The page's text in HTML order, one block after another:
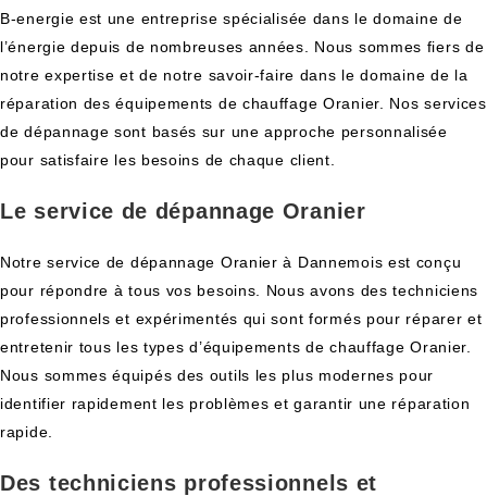
B-energie est une entreprise spécialisée dans le domaine de
l’énergie depuis de nombreuses années. Nous sommes fiers de
notre expertise et de notre savoir-faire dans le domaine de la
réparation des équipements de chauffage Oranier. Nos services
de dépannage sont basés sur une approche personnalisée
pour satisfaire les besoins de chaque client.
Le service de dépannage Oranier
Notre service de dépannage Oranier à Dannemois est conçu
pour répondre à tous vos besoins. Nous avons des techniciens
professionnels et expérimentés qui sont formés pour réparer et
entretenir tous les types d’équipements de chauffage Oranier.
Nous sommes équipés des outils les plus modernes pour
identifier rapidement les problèmes et garantir une réparation
rapide.
Des techniciens professionnels et